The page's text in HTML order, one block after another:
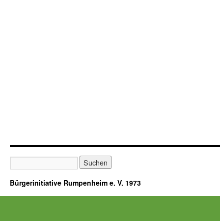
Bürgerinitiative Rumpenheim e. V. 1973